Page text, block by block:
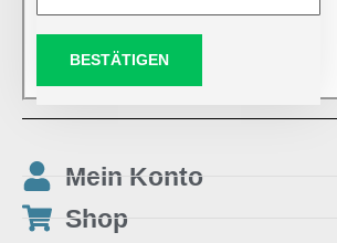
BESTÄTIGEN
Mein Konto
Shop